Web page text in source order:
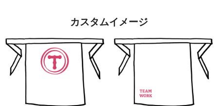
カスタムイメージ